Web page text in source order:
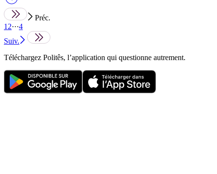
Préc.
1 2···4
Suiv.
Téléchargez Politês, l’application qui questionne autrement.